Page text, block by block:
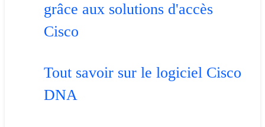
grâce aux solutions d'accès
Cisco
Tout savoir sur le logiciel Cisco
DNA